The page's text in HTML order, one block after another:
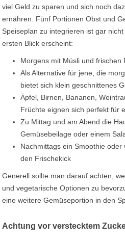
viel Geld zu sparen und sich noch
ernähren. Fünf Portionen Obst und
Speiseplan zu integrieren ist gar
ersten Blick erscheint:
Morgens mit Müsli und frischen
Als Alternative für jene, die
bietet sich klein geschnittenes
Äpfel, Birnen, Bananen,
Früchte eignen sich perfekt für
Zu Mittag und am Abend die
Gemüsebeilage oder einem
Nachmittags ein Smoothie
den Frischekick
Generell sollte man darauf achten,
und vegetarische Optionen zu
eine weitere Gemüseportion in den
Achtung vor verstecktem